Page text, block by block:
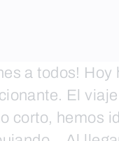
a todos! Hoy
El
corto, hemos